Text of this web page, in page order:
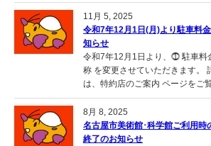
11月 5, 2025
令和7年12月1日(月)より駐車料
知らせ
令和7年12月1日より、⓵ 駐車
称 を変更させていただきます。
は、特約店のご案内 ページをご
8月 8, 2025
名古屋市美術館･科学館ご利用時
終了のお知らせ